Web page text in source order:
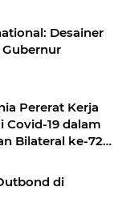
Desainer
Pererat Kerja
Covid-19 dalam
Bilateral ke-72
di